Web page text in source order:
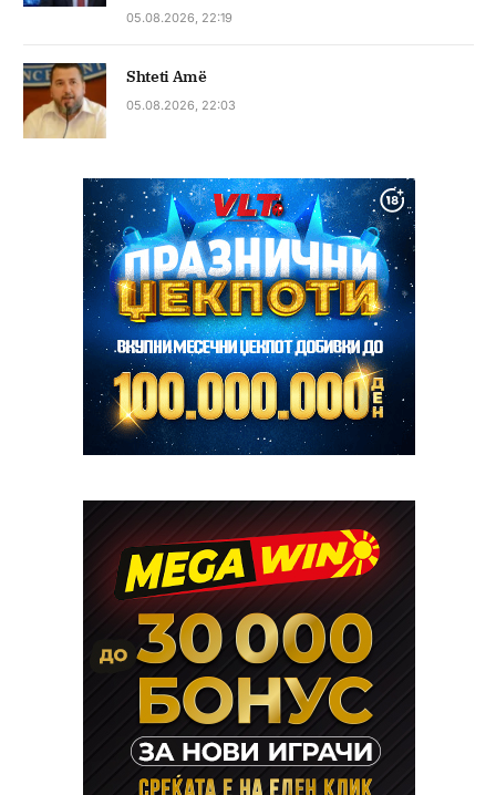
05.08.2026, 22:19
Shteti Amë
05.08.2026, 22:03